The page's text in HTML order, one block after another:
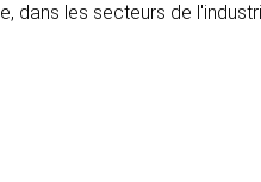
les secteurs de